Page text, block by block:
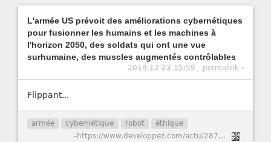
L'armée US prévoit des améliorations cybernétiques
pour fusionner les humains et les machines à
l'horizon 2050, des soldats qui ont une vue
surhumaine, des muscles augmentés contrôlables
2019-12-23 15:59 - permalink -
Flippant...
armée cybernétique robot éthique
- https://www.developpez.com/actu/287044/L-armee-US-prevoit-des-ameliorations-cybernetiques-pour-fusionner-les-humains-et-les-machines-a-l-horizon-2050-des-soldats-qui-ont-une-vue-surhumaine-des-muscles-augmentes-controlables/